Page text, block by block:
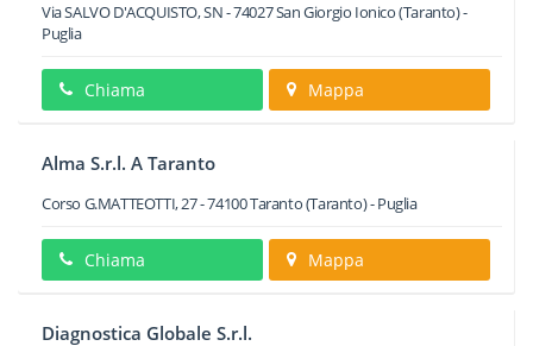
Via SALVO D'ACQUISTO, SN-74027San Giorgio Ionico(Taranto) -
Puglia
Chiama Mappa
Alma S.r.l. A Taranto
Corso G.MATTEOTTI, 27-74100Taranto(Taranto) -Puglia
Chiama Mappa
Diagnostica Globale S.r.l.